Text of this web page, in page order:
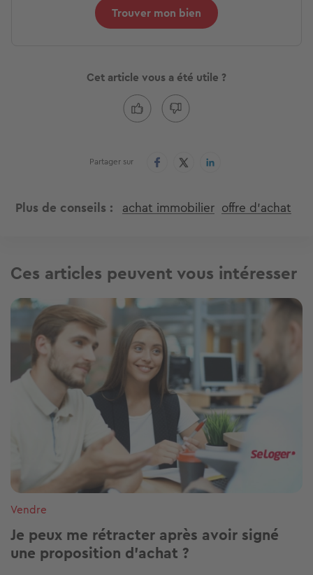
Trouver mon bien
Cet article vous a été utile ?
Partager sur
Plus de conseils achat immobilier offre d'achat
Ces articles peuvent vous intéresser
Image
Vendre
Je peux me rétracter après avoir signé
une proposition d’achat ?